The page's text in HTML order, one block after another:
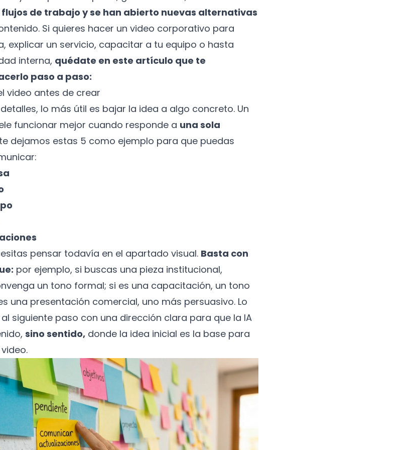
de trabajo y se han abierto nuevas alternativas
Si quieres hacer un video corporativo para
explicar un servicio, capacitar a tu equipo o hasta
interna, quédate en este artículo que te
paso a paso:
video antes de crear
lo más útil es bajar la idea a algo concreto. Un
funcionar mejor cuando responde a una sola
te dejamos estas 5 como ejemplo para que puedas
pensar todavía en el apartado visual. Basta con
por ejemplo, si buscas una pieza institucional,
un tono formal; si es una capacitación, un tono
una presentación comercial, uno más persuasivo. Lo
siguiente paso con una dirección clara para que la IA
sino sentido, donde la idea inicial es la base para